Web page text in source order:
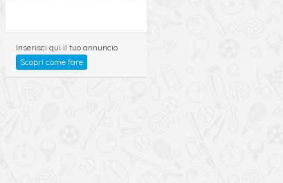
Inserisci qui il tuo annuncio
Scopri come fare